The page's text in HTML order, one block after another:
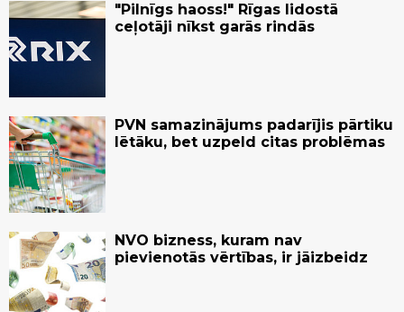
"Pilnīgs haoss!" Rīgas lidostā
ceļotāji nīkst garās rindās
PVN samazinājums padarījis pārtiku
lētāku, bet uzpeld citas problēmas
NVO bizness, kuram nav
pievienotās vērtības, ir jāizbeidz